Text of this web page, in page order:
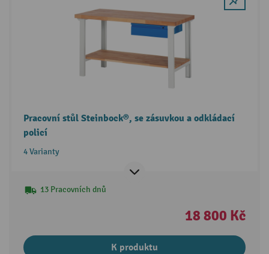
Pracovní stůl Steinbock®, se zásuvkou a odkládací
policí
4 Varianty
13 Pracovních dnů
18 800 Kč
K produktu